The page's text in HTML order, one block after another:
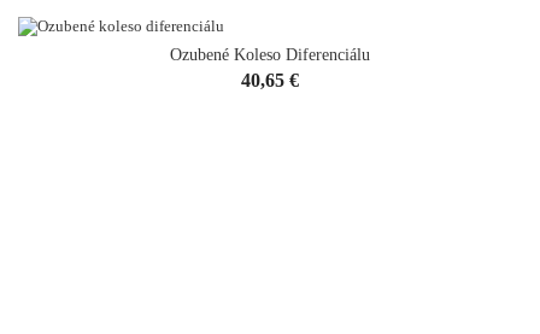
Ozubené Koleso Diferenciálu
Cena
40,65 €